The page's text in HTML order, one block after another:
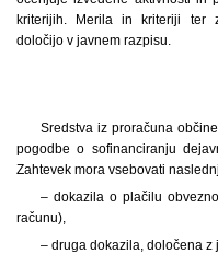
kriterijih. Merila in kriteriji ter
določijo v javnem razpisu.
Sredstva iz proračuna
pogodbe o sofinanciranju
Zahtevek mora vsebovati
– dokazila o plačilu
računu),
– druga dokazila, določena z